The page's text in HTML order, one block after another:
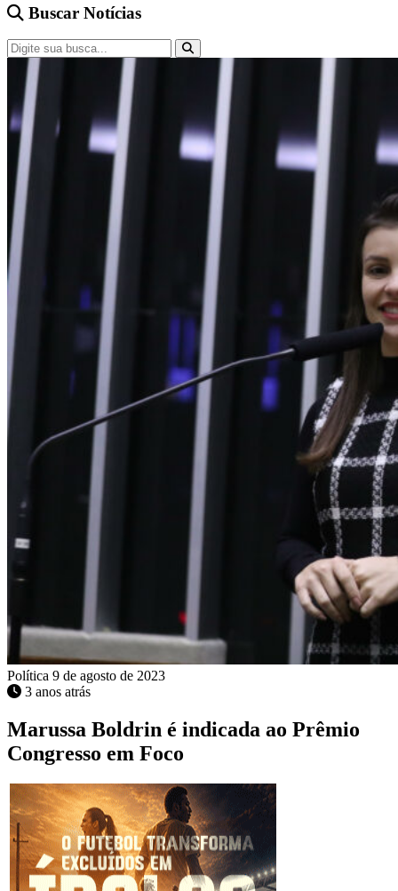
Buscar Notícias
Política 9 de agosto de 2023
3 anos atrás
Marussa Boldrin é indicada ao Prêmio
Congresso em Foco